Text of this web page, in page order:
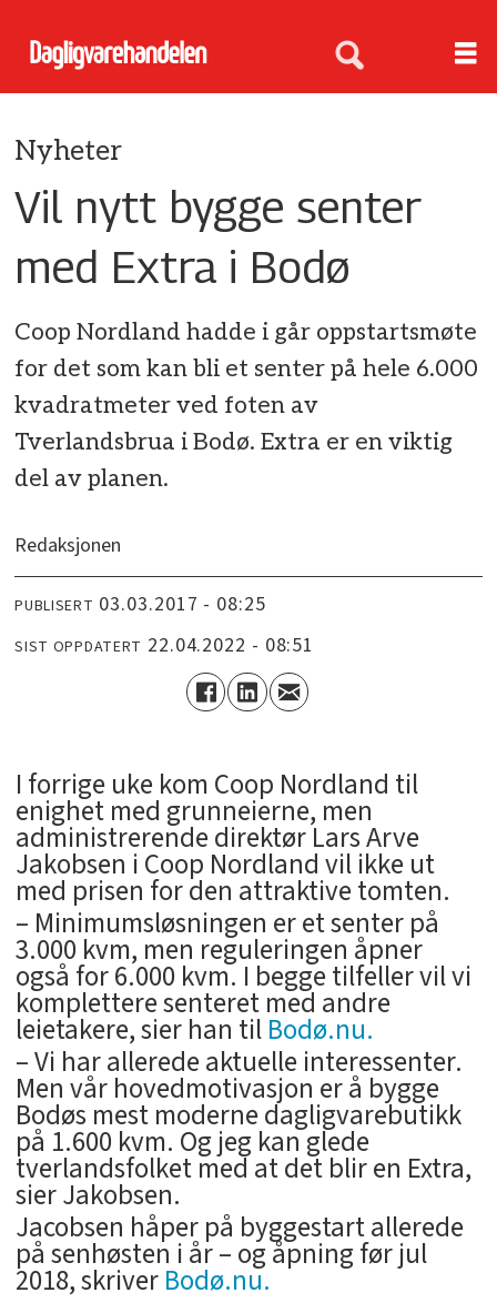
Nyheter
Vil nytt bygge senter
med Extra i Bodø
Coop Nordland hadde i går oppstartsmøte
for det som kan bli et senter på hele 6.000
kvadratmeter ved foten av
Tverlandsbrua i Bodø. Extra er en viktig
del av planen.
Redaksjonen
PUBLISERT 03.03.2017 - 08:25
SIST OPPDATERT 22.04.2022 - 08:51
I forrige uke kom Coop Nordland til
enighet med grunneierne, men
administrerende direktør Lars Arve
Jakobsen i Coop Nordland vil ikke ut
med prisen for den attraktive tomten.
– Minimumsløsningen er et senter på
3.000 kvm, men reguleringen åpner
også for 6.000 kvm. I begge tilfeller vil vi
komplettere senteret med andre
leietakere, sier han tilBodø.nu.
– Vi har allerede aktuelle interessenter.
Men vår hovedmotivasjon er å bygge
Bodøs mest moderne dagligvarebutikk
på 1.600 kvm. Og jeg kan glede
tverlandsfolket med at det blir en Extra,
sier Jakobsen.
Jacobsen håper på byggestart allerede
på senhøsten i år – og åpning før jul
2018, skriverBodø.nu.